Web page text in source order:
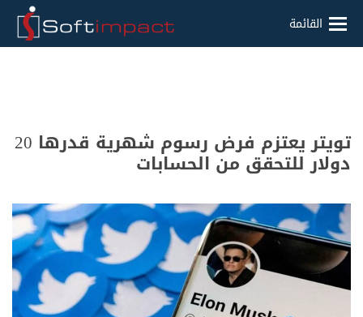
القائمة
تويتر يعتزم فرض رسوم شهرية قدرها 20
دولار للتحقق من الحسابات